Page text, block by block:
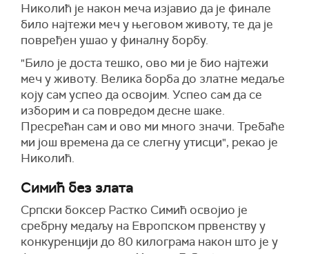
Николић је након меча изјавио да је финале
било најтежи меч у његовом животу, те да је
повређен ушао у финалну борбу.
"Било је доста тешко, ово ми је био најтежи
меч у животу. Велика борба до златне медаље
коју сам успео да освојим. Успео сам да се
изборим и са повредом десне шаке.
Пресрећан сам и ово ми много значи. Требаће
ми још времена да се слегну утисци", рекао је
Николић.
Симић без злата
Српски боксер Растко Симић освојио је
сребрну медаљу на Европском првенству у
конкуренцији до 80 килограма након што је у